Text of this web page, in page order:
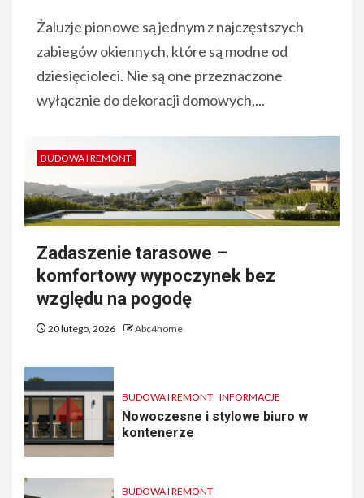
Żaluzje pionowe są jednym z najczęstszych
zabiegów okiennych, które są modne od
dziesięcioleci. Nie są one przeznaczone
wyłącznie do dekoracji domowych,...
BUDOWA I REMONT
Zadaszenie tarasowe –
komfortowy wypoczynek bez
względu na pogodę
20 lutego, 2026 Abc4home
BUDOWA I REMONT INFORMACJE
Nowoczesne i stylowe biuro w
kontenerze
BUDOWA I REMONT